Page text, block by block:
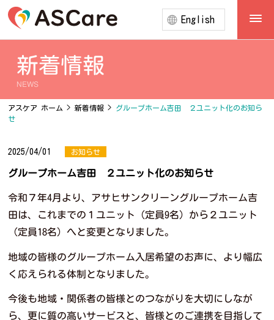
English
新着情報
NEWS
アスケア ホーム > 新着情報 >
グループホーム吉田 ２ユニット化のお知ら
せ
2025/04/01 お知らせ
グループホーム吉田 ２ユニット化のお知らせ
令和７年4月より、アサヒサンクリーングループホーム吉
田は、これまでの１ユニット（定員9名）から２ユニット
（定員18名）へと変更となりました。
地域の皆様のグループホーム入居希望のお声に、より幅広
く応えられる体制となりました。
今後も地域・関係者の皆様とのつながりを大切にしなが
ら、更に質の高いサービスと、皆様とのご連携を目指して